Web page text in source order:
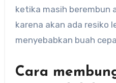
ketika masih berembun
karena akan ada resiko
menyebabkan buah
Cara